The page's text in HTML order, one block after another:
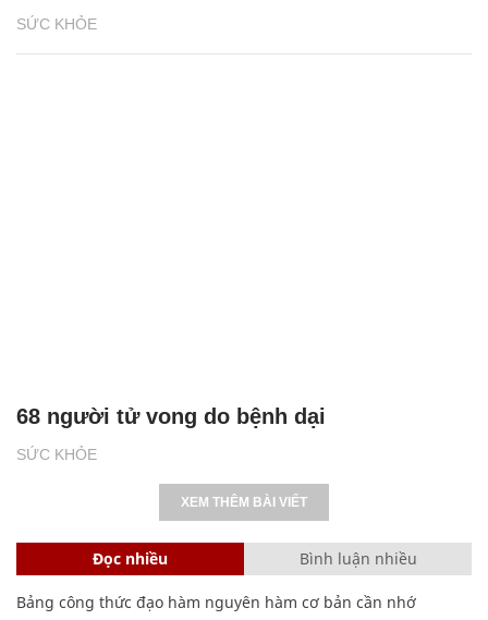
SỨC KHỎE
SỨC KHỎE
68 người tử vong do bệnh dại
XEM THÊM BÀI VIẾT
Đọc nhiều Bình luận nhiều
Bảng công thức đạo hàm nguyên hàm cơ bản cần nhớ